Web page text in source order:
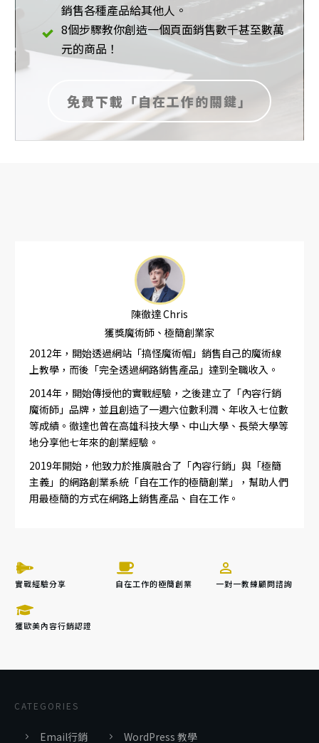
銷售各種產品給其他人。
8個步驟教你創造一個頁面銷售數千甚至數萬
元的商品！
免費下載「自在工作的關鍵」
陳徹達 Chris
獲獎魔術師、極簡創業家
2012年，開始透過網站「搞怪魔術帽」銷售自己的魔術線
上教學，而後「完全透過網路銷售產品」達到全職收入。
2014年，開始傳授他的實戰經驗，之後建立了「內容行銷
魔術師」品牌，並且創造了一週六位數利潤、年收入七位數
等成績。徹達也曾在高雄科技大學、中山大學、長榮大學等
地分享他七年來的創業經驗。
2019年開始，他致力於推廣融合了「內容行銷」與「極簡
主義」的網路創業系統「自在工作的極簡創業」，幫助人們
用最極簡的方式在網路上銷售產品、自在工作。
實戰經驗分享 自在工作的極簡創業 一對一教練顧問諮詢
獲歐美內容行銷認證
CATEGORIES
Email行銷 WordPress 教學